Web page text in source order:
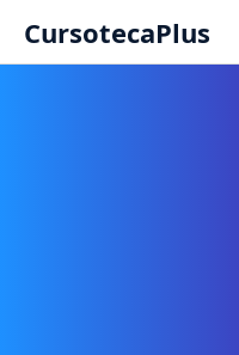
CursotecaPlus